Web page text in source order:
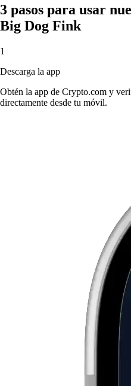
3 pasos para usar
Big Dog Fink
1
Descarga la app
Obtén la app de Crypto.com y
directamente desde tu móvil.